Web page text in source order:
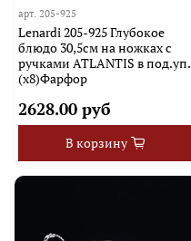
арт.205-925
Lenardi 205-925 Глубокое
блюдо 30,5см на ножках с
ручками ATLANTIS в под.уп.
(х8)Фарфор
2628.00 руб
В корзину